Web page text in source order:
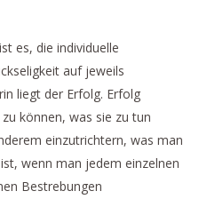
es, die individuelle
auf jeweils
liegt der Erfolg. Erfolg
können, was sie zu tun
einzutrichtern, was man
wenn man jedem einzelnen
Bestrebungen